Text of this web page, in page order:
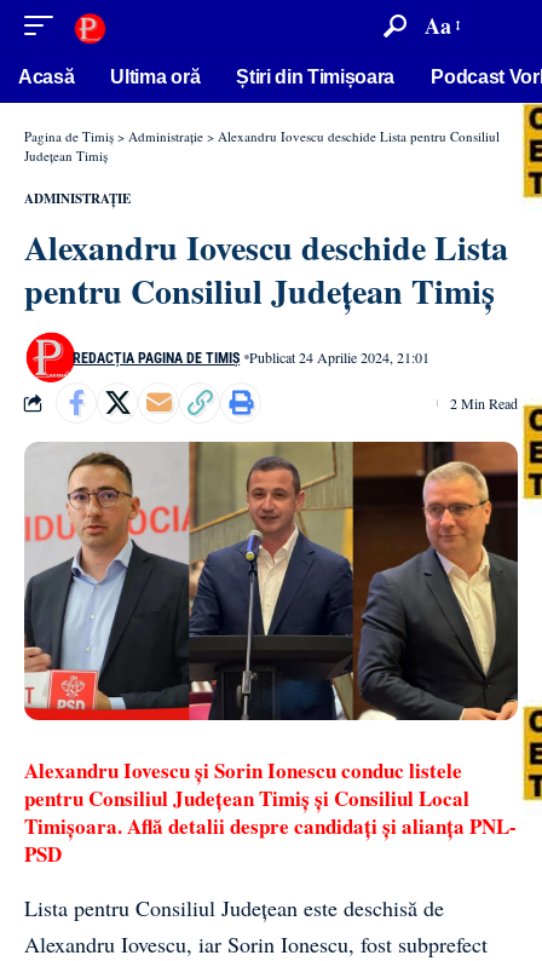
conținut Aa
Acasă Ultima oră Știri din Timișoara Podcast
Pagina de Timiș > Administrație > Alexandru Iovescu deschide Lista pentru Consiliul
Județean Timiș
ADMINISTRAȚIE
Alexandru Iovescu deschide Lista
pentru Consiliul Județean Timiș
REDACȚIA PAGINA DE TIMIȘ Publicat 24 Aprilie 2024, 21:01
2 Min Read
Alexandru Iovescu și Sorin Ionescu conduc listele
pentru Consiliul Județean Timiș și Consiliul Local
Timișoara. Află detalii despre candidați și alianța PNL-
PSD
Lista pentru Consiliul Județean este deschisă de
Alexandru Iovescu, iar Sorin Ionescu, fost subprefect